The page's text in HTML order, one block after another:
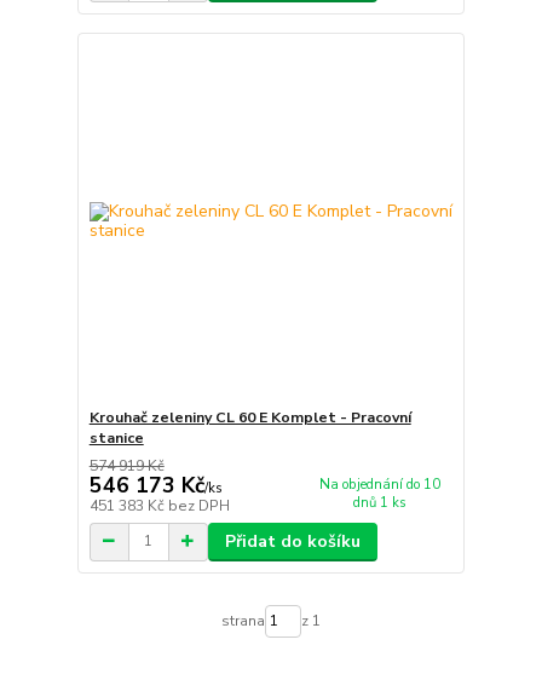
Krouhač zeleniny CL 60 E Komplet - Pracovní
stanice
574 919 Kč
546 173 Kč/ks
451 383 Kč bez DPH
Na objednání do 10
dnů 1 ks
Přidat do košíku
strana z 1